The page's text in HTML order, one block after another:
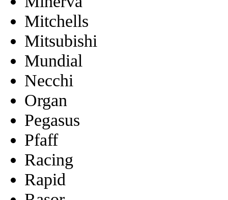
Mitchells
Mitsubishi
Mundial
Necchi
Organ
Pegasus
Pfaff
Racing
Rapid